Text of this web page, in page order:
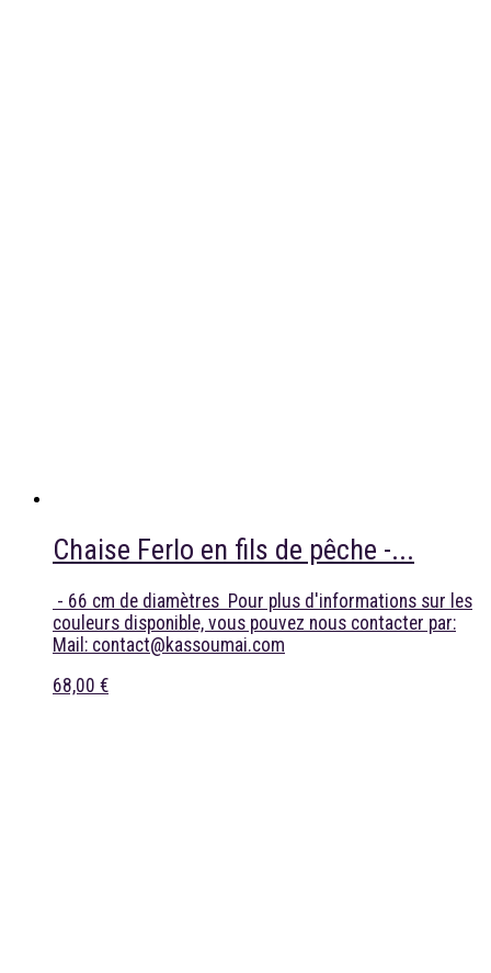
Chaise Ferlo en fils de pêche -...
- 66 cm de diamètres Pour plus d'informations sur les
couleurs disponible, vous pouvez nous contacter par:
Mail: contact@kassoumai.com
68,00 €